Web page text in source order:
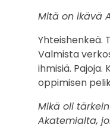
Mitä on ikävä
Yhteishenkeä.
Valmista
ihmisiä. Pajoja.
oppimisen
Mikä oli
Akatemialta,